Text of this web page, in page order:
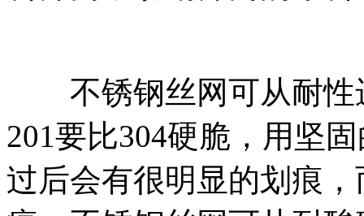
不锈钢丝网可从耐性
201要比304硬脆，用坚
过后会有很明显的划痕